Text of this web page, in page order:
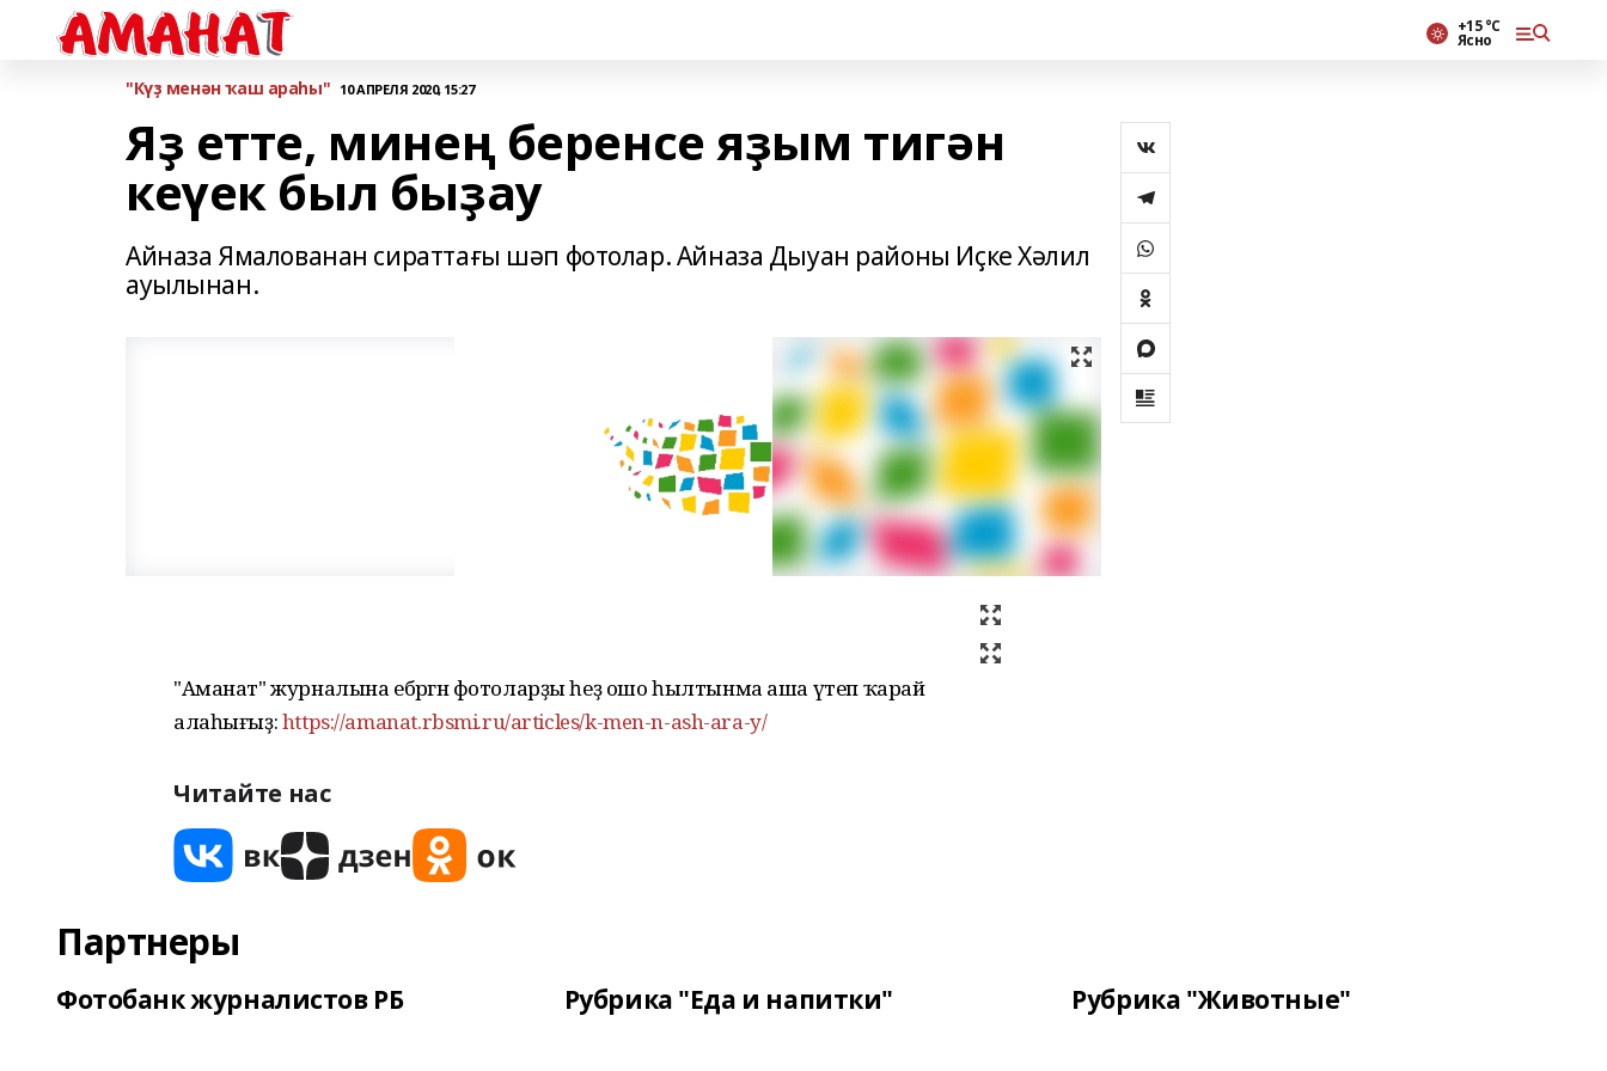
+15 °С
Ясно
"Күҙ менән ҡаш араһы" 10 АПРЕЛЯ 2020, 15:27
Яҙ етте, минең беренсе яҙым тигән
кеүек был быҙау
Айназа Ямалованан сираттағы шәп фотолар. Айназа Дыуан районы Иҫке Хәлил
ауылынан.
"Аманат" журналына ебәргән фотоларҙы һеҙ ошо һылтынма аша үтеп ҡарай
алаһығыҙ:https://amanat.rbsmi.ru/articles/k-men-n-ash-ara-y/
Читайте нас
Партнеры
Фотобанк журналистов РБ Рубрика "Еда и напитки" Рубрика "Животные"